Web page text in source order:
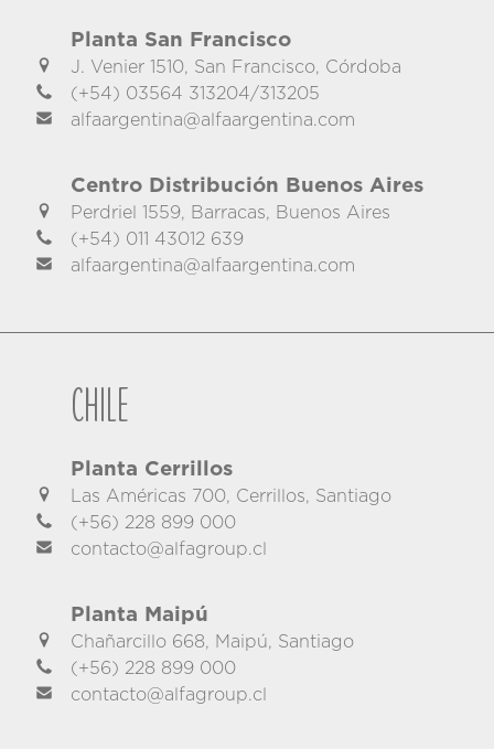
Planta San Francisco
J. Venier 1510, San Francisco, Córdoba
(+54) 03564 313204/313205
alfaargentina@alfaargentina.com
Centro Distribución Buenos Aires
Perdriel 1559, Barracas, Buenos Aires
(+54) 011 43012 639
alfaargentina@alfaargentina.com
Chile
Planta Cerrillos
Las Américas 700, Cerrillos, Santiago
(+56) 228 899 000
contacto@alfagroup.cl
Planta Maipú
Chañarcillo 668, Maipú, Santiago
(+56) 228 899 000
contacto@alfagroup.cl